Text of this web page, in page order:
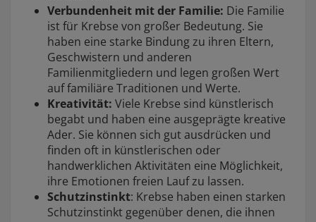
Verbundenheit mit der Familie: Die Familie
ist für Krebse von großer Bedeutung. Sie
haben eine starke Bindung zu ihren Eltern,
Geschwistern und anderen
Familienmitgliedern und legen großen Wert
auf familiäre Traditionen und Werte.
Kreativität: Viele Krebse sind künstlerisch
begabt und haben eine ausgeprägte kreative
Ader. Sie können sich gut ausdrücken und
finden oft in künstlerischen oder
handwerklichen Aktivitäten eine Möglichkeit,
ihre Emotionen freien Lauf zu lassen.
Schutzinstinkt: Krebse haben einen starken
Schutzinstinkt gegenüber denen, die ihnen